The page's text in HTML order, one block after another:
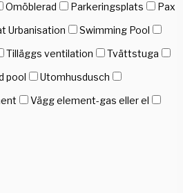
Omöblerad Parkeringsplats
Pax
Urbanisation
Swimming Pool
Tilläggs ventilation
Tvättstuga
pool
Utomhusdusch
Vägg element-gas eller el